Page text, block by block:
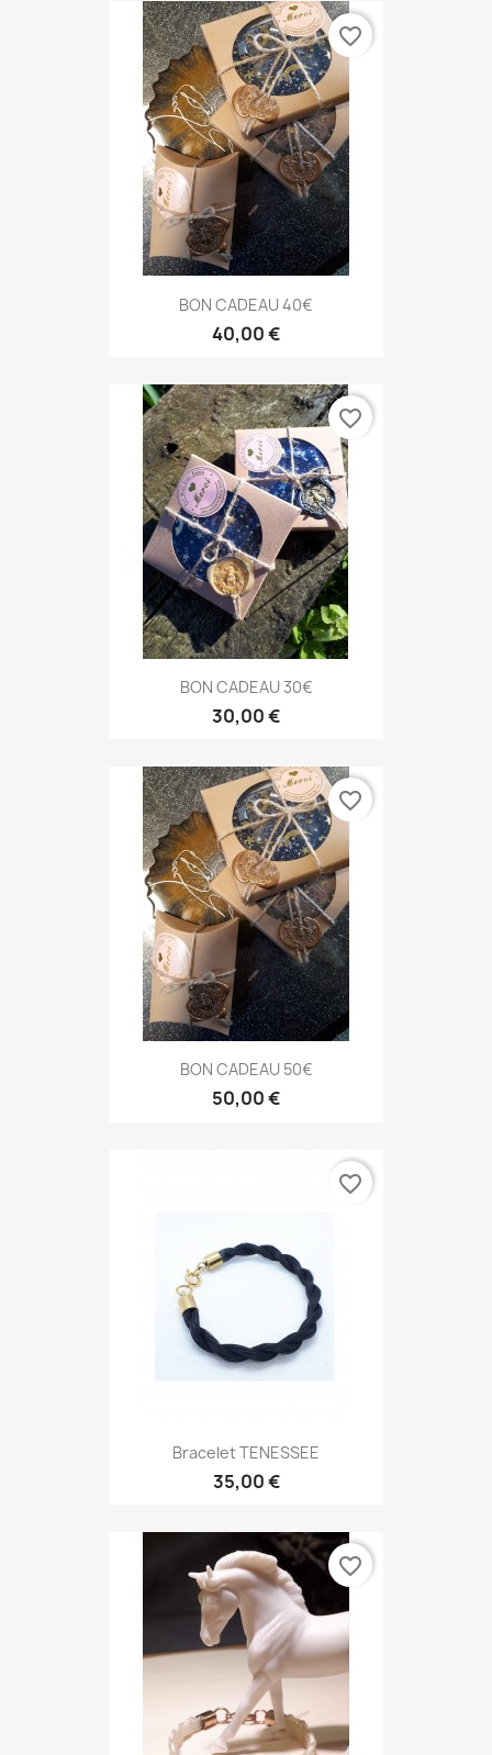
BON CADEAU 40€
40,00 €
favorite_border
BON CADEAU 30€
30,00 €
favorite_border
BON CADEAU 50€
50,00 €
favorite_border
Bracelet TENESSEE
35,00 €
favorite_border
favorite_border